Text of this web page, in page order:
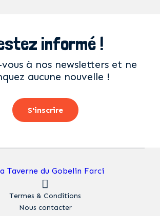
informé !
à nos newsletters et ne
aucune nouvelle !
S'inscrire
Termes & Conditions
Nous contacter